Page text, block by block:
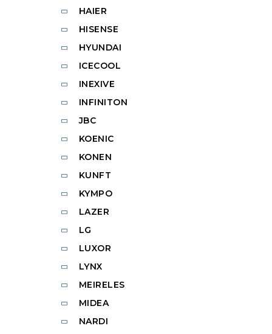
HAIER
HISENSE
HYUNDAI
ICECOOL
INEXIVE
INFINITON
JBC
KOENIC
KONEN
KUNFT
KYMPO
LAZER
LG
LUXOR
LYNX
MEIRELES
MIDEA
NARDI